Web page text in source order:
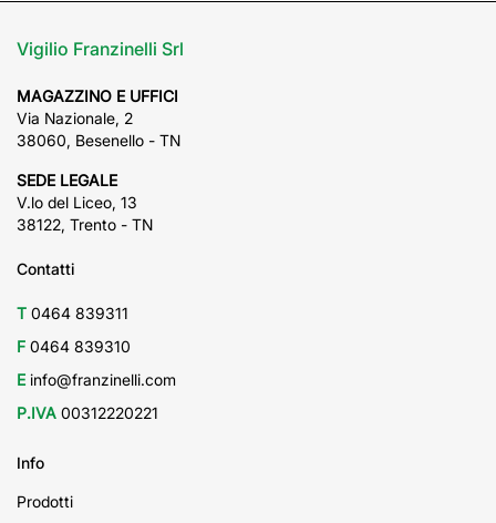
Vigilio Franzinelli Srl
MAGAZZINO E UFFICI
Via Nazionale, 2
38060, Besenello - TN
SEDE LEGALE
V.lo del Liceo, 13
38122, Trento - TN
Contatti
T 0464 839311
F 0464 839310
E info@franzinelli.com
P.IVA 00312220221
Info
Prodotti